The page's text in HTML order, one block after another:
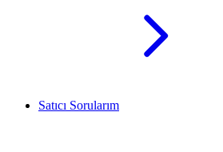
Satıcı Sorularım